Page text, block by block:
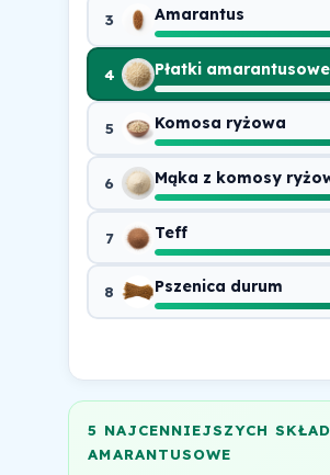
3 Amarantus
4 Płatki amarantusowe
5 Komosa ryżowa
6 Mąka z komosy
7 Teff
8 Pszenica durum
5 NAJCENNIEJSZYCH
AMARANTUSOWE